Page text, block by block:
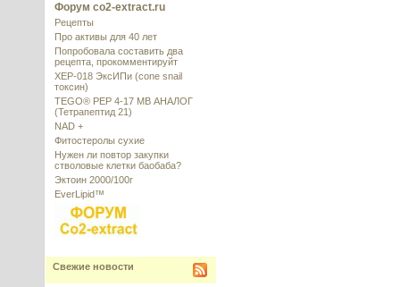
Форум co2-extract.ru
Рецепты
Про активы для 40 лет
Попробовала составить два
рецепта, прокомментируйт
XEP-018 ЭксИПи (cone snail
токсин)
TEGO® PEP 4-17 MB АНАЛОГ
(Тетрапептид 21)
NAD +
Фитостеролы сухие
Нужен ли повтор закупки
стволовые клетки баобаба?
Эктоин 2000/100г
EverLipid™
Свежие новости